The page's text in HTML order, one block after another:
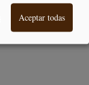
Aceptar todas